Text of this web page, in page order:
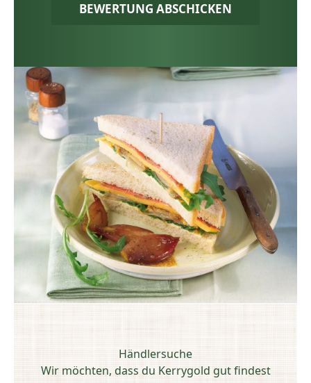
BEWERTUNG ABSCHICKEN
Händlersuche
Wir möchten, dass du Kerrygold gut findest